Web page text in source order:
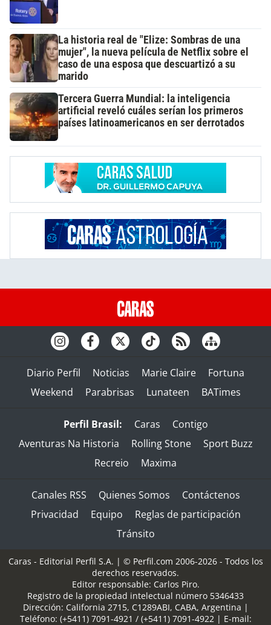
La historia real de "Elize: Sombras de una
mujer", la nueva película de Netflix sobre el
caso de una esposa que descuartizó a su
marido
Tercera Guerra Mundial: la inteligencia
artificial reveló cuáles serían los primeros
países latinoamericanos en ser derrotados
Diario Perfil Noticias Marie Claire
Fortuna
Weekend
Parabrisas Lunateen BATimes
Perfil Brasil: Caras
Contigo
Aventuras Na Historia
Rolling Stone
Sport Buzz
Recreio
Maxima
Canales RSS Quienes Somos
Contáctenos
Privacidad
Equipo
Reglas de participación
Tránsito
Caras - Editorial Perfil S.A. | © Perfil.com 2006-2026 - Todos los
derechos reservados.
Editor responsable: Carlos Piro.
Registro de la propiedad intelectual número 5346433
Dirección: California 2715, C1289ABI, CABA, Argentina |
Teléfono: (+5411) 7091-4921 / (+5411) 7091-4922 | E-mail: